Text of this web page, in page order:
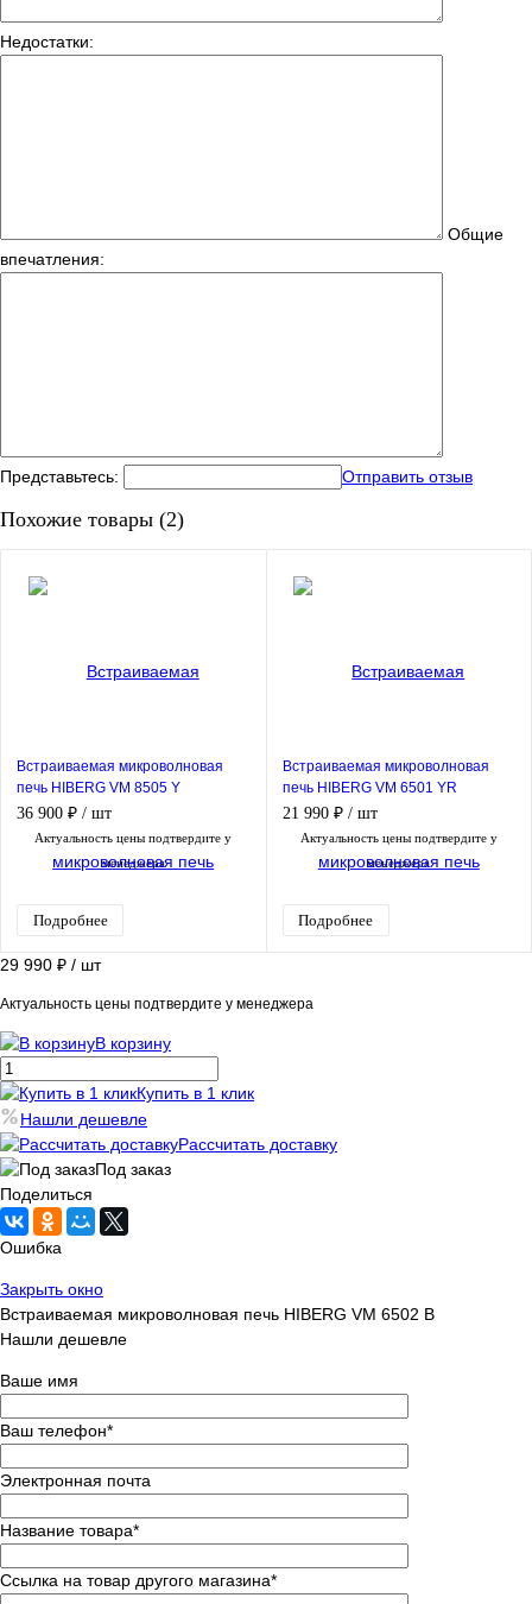
Недостатки:
Общие
впечатления:
Представьтесь: Отправить отзыв
Похожие товары (2)
Встраиваемая микроволновая
печь HIBERG VM 8505 Y
36 900 ₽ / шт
Актуальность цены подтвердите у
менеджера
Подробнее
Встраиваемая микроволновая
печь HIBERG VM 6501 YR
21 990 ₽ / шт
Актуальность цены подтвердите у
менеджера
Подробнее
29 990 ₽ / шт
Актуальность цены подтвердите у менеджера
В корзину
Купить в 1 клик
Нашли дешевле
Рассчитать доставку
Под заказ
Поделиться
Ошибка
Закрыть окно
Встраиваемая микроволновая печь HIBERG VM 6502 B
Нашли дешевле
Ваше имя
Ваш телефон*
Электронная почта
Название товара*
Ссылка на товар другого магазина*